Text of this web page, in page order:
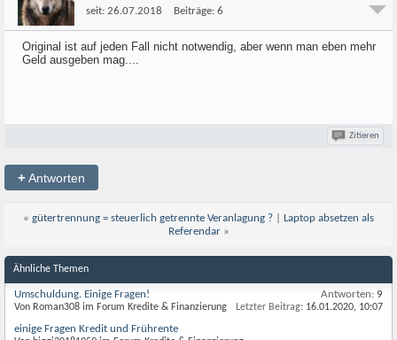
seit: 26.07.2018 Beiträge: 6
Original ist auf jeden Fall nicht notwendig, aber wenn man eben mehr
Geld ausgeben mag....
Zitieren
+Antworten
« gütertrennung = steuerlich getrennte Veranlagung ?
Laptop absetzen als
Referendar »
Ähnliche Themen
Umschuldung. Einige Fragen!
Von Roman308 im Forum Kredite & Finanzierung
Antworten: 9
Letzter Beitrag: 16.01.2020, 10:07
einige Fragen Kredit und Frührente